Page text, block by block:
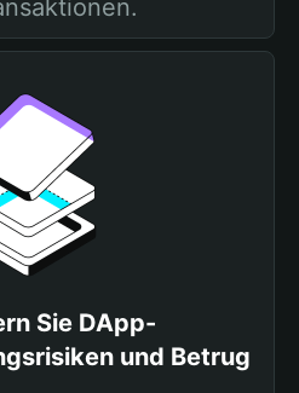
Sie DApp-
und Betrug